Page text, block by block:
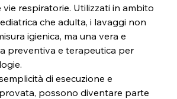
vie respiratorie. Utilizzati in ambito
che adulta, i lavaggi non
igienica, ma una vera e
preventiva e terapeutica per
di esecuzione e
possono diventare parte